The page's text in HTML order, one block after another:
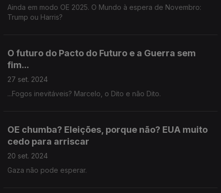
Ainda em modo OE 2025. O Mundo à espera de Novembro:
Trump ou Harris?
O futuro do Pacto do Futuro e a Guerra sem
fim...
27 set. 2024
...Fogos inevitáveis? Marcelo, o Dito e não Dito.
OE chumba? Eleições, porque não? EUA muito
cedo para arriscar
20 set. 2024
Gaza não pode esperar.